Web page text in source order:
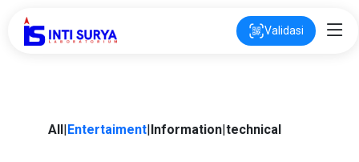
Validasi
All|Entertaiment|Information|technical